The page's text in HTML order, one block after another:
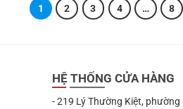
1 2 3 4 … 8
HỆ THỐNG CỬA HÀNG
- 219 Lý Thường Kiệt, phường